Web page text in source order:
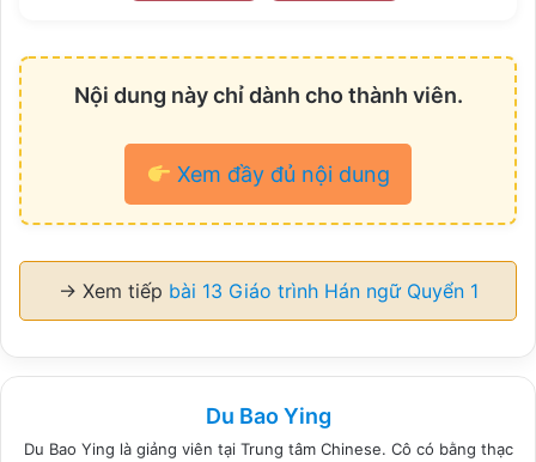
Nội dung này chỉ dành cho thành viên.
Xem đầy đủ nội dung
→ Xem tiếp bài 13 Giáo trình Hán ngữ Quyển 1
Du Bao Ying
Du Bao Ying là giảng viên tại Trung tâm Chinese. Cô có bằng thạc